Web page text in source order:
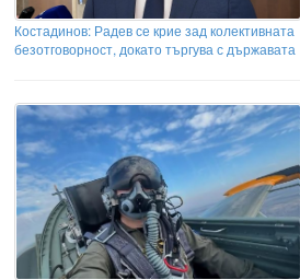
Костадинов: Радев се крие зад колективната
безотговорност, докато търгува с държавата